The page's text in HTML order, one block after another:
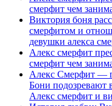
смерфит чем
Виктория боня
смерфитом и
девушки алекса
Алекс смерфит
смерфит чем
Алекс Смерфит —
Бони подозревают
Алекс смерфит и